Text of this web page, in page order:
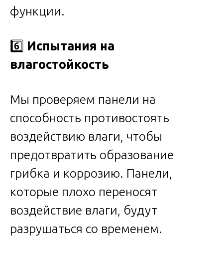
функции.
6️⃣ Испытания на
влагостойкость
Мы проверяем панели на
способность противостоять
воздействию влаги, чтобы
предотвратить образование
грибка и коррозию. Панели,
которые плохо переносят
воздействие влаги, будут
разрушаться со временем.